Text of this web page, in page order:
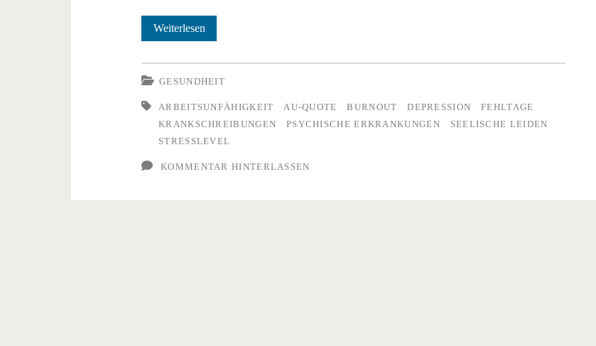
WeiterlesenArbeitsausfälle
psychischer
Erkrankungen
stark
GESUNDHEIT
ARBEITSUNFÄHIGKEIT AU-QUOTE BURNOUT DEPRESSION
FEHLTAGE
KRANKSCHREIBUNGEN
PSYCHISCHE ERKRANKUNGEN
SEELISCHE LEIDEN
STRESSLEVEL
KOMMENTAR HINTERLASSEN